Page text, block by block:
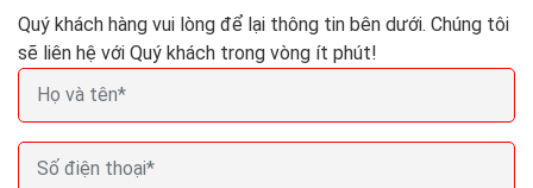
Quý khách hàng vui lòng để lại thông tin bên dưới. Chúng tôi
sẽ liên hệ với Quý khách trong vòng ít phút!